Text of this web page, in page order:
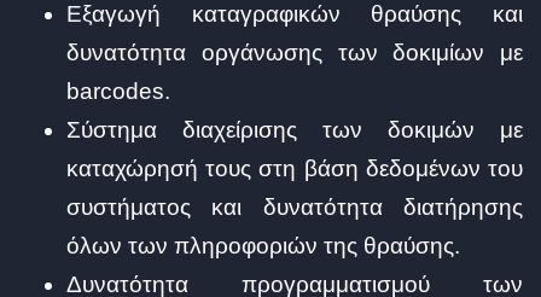
Εξαγωγή καταγραφικών θραύσης και
δυνατότητα οργάνωσης των δοκιμίων με
barcodes.
Σύστημα διαχείρισης των δοκιμών με
καταχώρησή τους στη βάση δεδομένων του
συστήματος και δυνατότητα διατήρησης
όλων των πληροφοριών της θραύσης.
Δυνατότητα προγραμματισμού των